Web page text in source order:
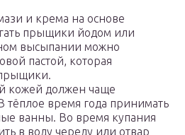
и крема на основе
прыщики йодом или
высыпании можно
пастой, которая
кожей должен чаще
тёплое время года принимать
ванны. Во время купания
в воду череду или отвар